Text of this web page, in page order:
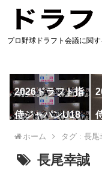
プロ野球ドラフト会議に関
2026ドラフト指
名予想
侍ジャパンU18
代表ホーム タグ : 長尾
長尾幸誠